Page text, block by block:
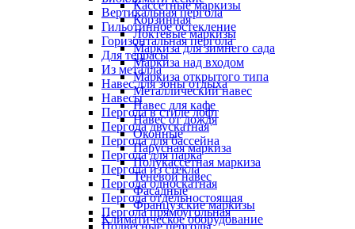
Кассетные маркизы
Корзинная
Локтевые маркизы
Маркиза для зимнего сада
Маркиза над входом
Маркиза открытого типа
Металлический навес
Навес для кафе
Навес от дождя
Оконные
Парусная маркиза
Полукассетная маркиза
Теневой навес
Фасадные
Французские маркизы
Климатическое оборудование
Вертикальная пергола
Гильотинное остекление
Горизонтальная пергола
Для террасы
Из металла
Навес для зоны отдыха
Навесы
Пергола в стиле лофт
Пергола двускатная
Пергола для бассейна
Пергола для парка
Пергола из стекла
Пергола односкатная
Пергола отдельностоящая
Пергола прямоугольная
Подвесные перголы